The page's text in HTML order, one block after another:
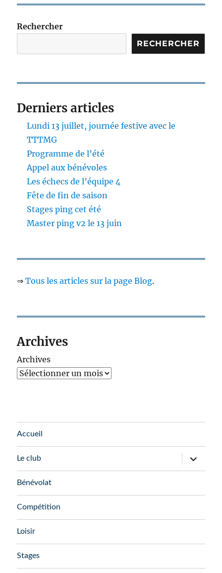
Rechercher
RECHERCHER
Derniers articles
Lundi 13 juillet, journée festive avec le
TTTMG
Programme de l’été
Appel aux bénévoles
Les échecs de l’équipe 4
Fête de fin de saison
Stages ping cet été
Master ping v2 le 13 juin
⇒Tous les articles sur la page Blog.
Archives
Archives
Accueil
Le club
ouvrir
le
sous-
Bénévolat
Compétition
Loisir
Stages